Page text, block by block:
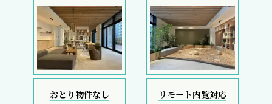
おとり物件なし リモート内覧対応